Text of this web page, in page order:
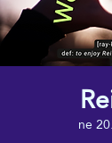
ne